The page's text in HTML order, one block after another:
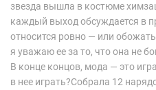
звезда вышла в костюме
каждый выход обсуждается в
относится ровно — или
я уважаю ее за то, что она не
В конце концов, мода — это
в нее играть?Собрала 12